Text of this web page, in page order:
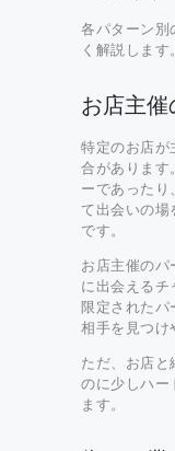
各パターン別
く解説します。
お店主催
特定のお店が
合があります
ーであったり
て出会いの場
です。
お店主催のパ
に出会える
限定されたパ
相手を見つけ
ただ、お店と
のに少しハー
ます。